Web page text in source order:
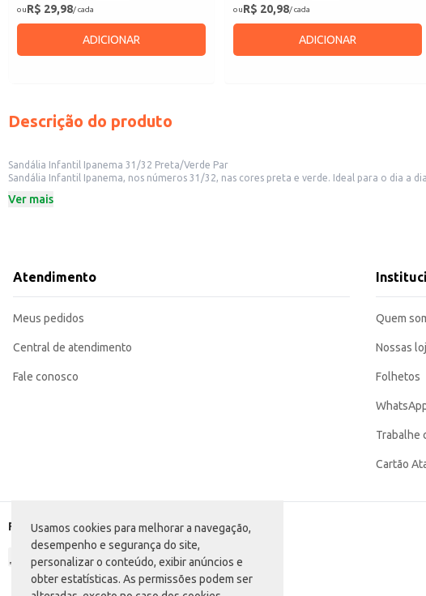
Usamos cookies para melhorar a navegação,
desempenho e segurança do site,
personalizar o conteúdo, exibir anúncios e
obter estatísticas. As permissões podem ser
ouR$ 29,98/ cada
ADICIONAR
ouR$ 20,98/ cada
ADICIONAR
Descrição do produto
Sandália Infantil Ipanema 31/32 Preta/Verde Par
Sandália Infantil Ipanema, nos números 31/32, nas cores preta e verde. Ideal para o dia a
Cores: Preta e Verde
Ver mais
Atendimento
Meus pedidos
Central de atendimento
Fale conosco
Quem
Nossas
Folhetos
Trabalhe
Cartão
Formas de pagamento